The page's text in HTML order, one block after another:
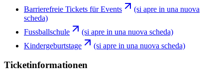
Barrierefreie Tickets für Events
(si apre in una nuova
scheda)
Fussballschule
(si apre in una nuova scheda)
Kindergeburtstage
(si apre in una nuova scheda)
Ticketinformationen